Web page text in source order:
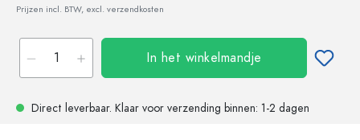
Prijzen incl. BTW, excl. verzendkosten
In het winkelmandje
Direct leverbaar. Klaar voor verzending binnen: 1-2 dagen